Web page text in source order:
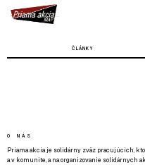
ČLÁNKY
O NÁS
Priama akcia je solidárny zväz pracujúcich,
a v komunite, a na organizovanie solidárnych